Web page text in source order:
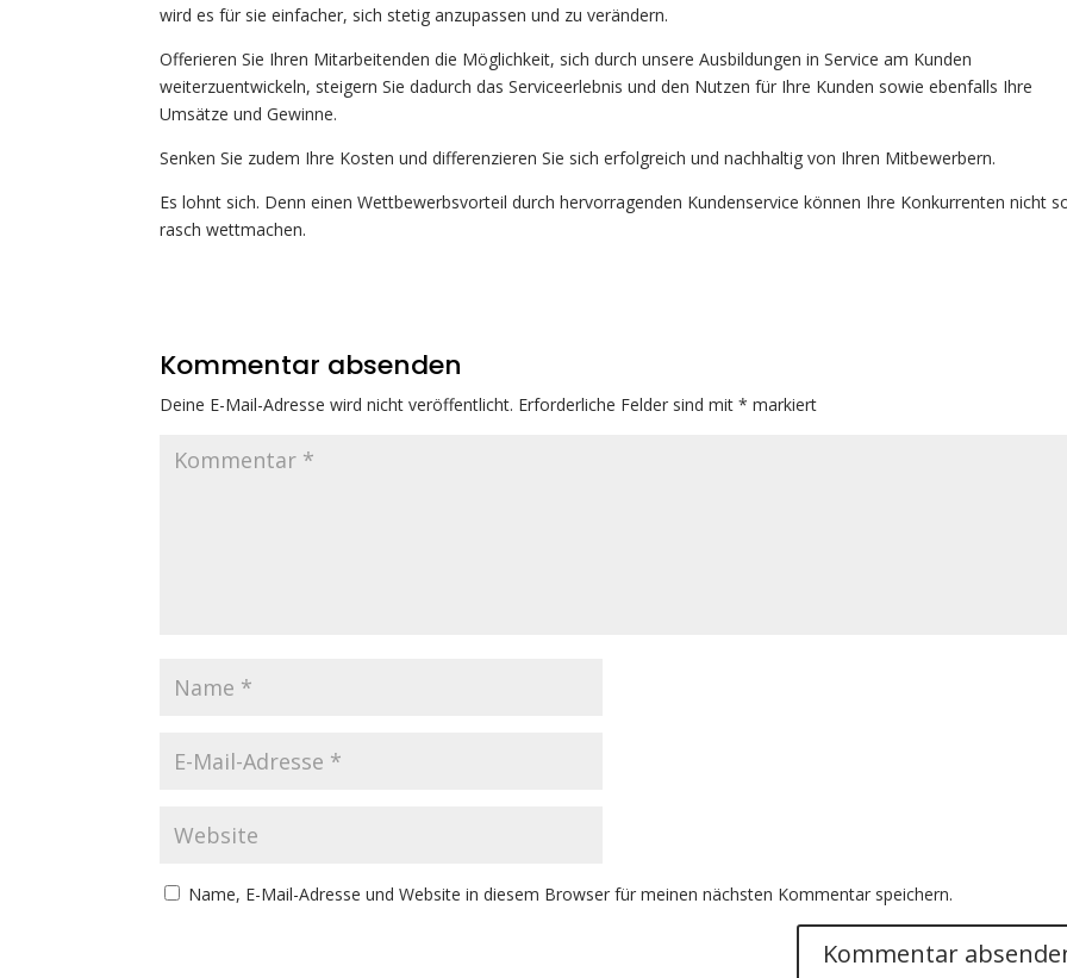
wird es für sie einfacher, sich stetig anzupassen und zu verändern.
Offerieren Sie Ihren Mitarbeitenden die Möglichkeit, sich durch unsere Ausbildungen in Service am Kunden
weiterzuentwickeln, steigern Sie dadurch das Serviceerlebnis und den Nutzen für Ihre Kunden sowie ebenfalls Ihre
Umsätze und Gewinne.
Senken Sie zudem Ihre Kosten und differenzieren Sie sich erfolgreich und nachhaltig von Ihren Mitbewerbern.
Es lohnt sich. Denn einen Wettbewerbsvorteil durch hervorragenden Kundenservice können Ihre Konkurrenten nicht
rasch wettmachen.
Kommentar absenden
Deine E-Mail-Adresse wird nicht veröffentlicht. Erforderliche Felder sind mit* markiert
Name, E-Mail-Adresse und Website in diesem Browser für meinen nächsten Kommentar speichern.